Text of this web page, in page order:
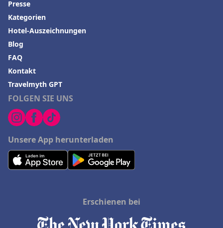
FOLGEN SIE UNS
Unsere App herunterladen
Presse
Kategorien
Hotel-Auszeichnungen
Blog
FAQ
Kontakt
Travelmyth GPT
Erschienen bei